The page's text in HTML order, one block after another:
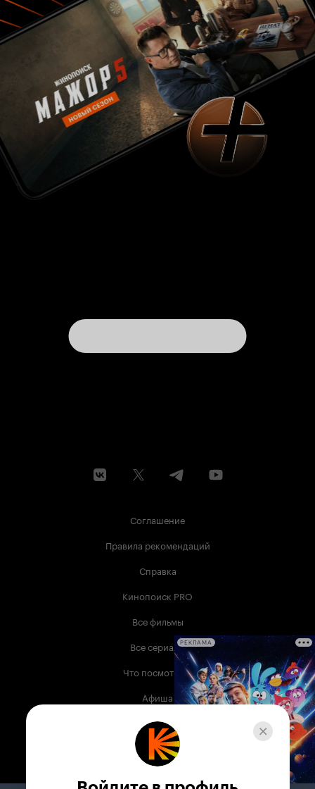
Соглашение
Правила рекомендаций
Справка
Кинопоиск PRO
Все фильмы
Все сериалы
Что посмотреть
Афиша
Музыка
Телепрограмма
РЕКЛАМА